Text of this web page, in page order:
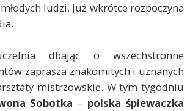
ludzi. Już wkrótce rozpoczyna
dbając o wszechstronne
zaprasza znakomitych i uznanych
mistrzowskie. W tym tygodniu
Sobotka – polska śpiewaczka